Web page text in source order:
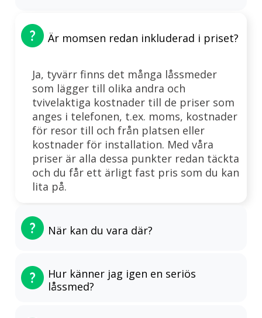
Är momsen redan inkluderad i priset?
Ja, tyvärr finns det många låssmeder
som lägger till olika andra och
tvivelaktiga kostnader till de priser som
anges i telefonen, t.ex. moms, kostnader
för resor till och från platsen eller
kostnader för installation. Med våra
priser är alla dessa punkter redan täckta
och du får ett ärligt fast pris som du kan
lita på.
När kan du vara där?
Hur känner jag igen en seriös
låssmed?